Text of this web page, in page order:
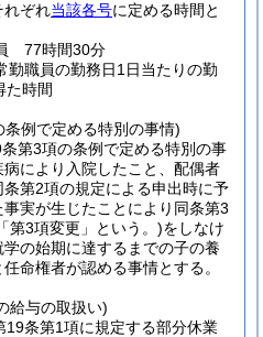
れぞれ当該各号に定める時間と
77時間30分
職員の勤務日1日当たりの勤
た時間
例で定める特別の事情)
第3項の条例で定める特別の事
により入院したこと、配偶者
第2項の規定による申出時に予
実が生じたことにより同条第3
第3項変更」という。)をしなけ
の始期に達するまでの子の養
命権者が認める事情とする。
給与の取扱い)
19条第1項に規定する部分休業